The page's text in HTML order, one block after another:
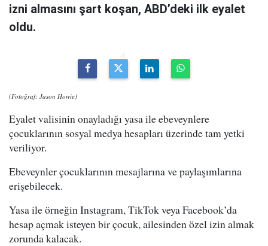
izni almasını şart koşan, ABD’deki ilk eyalet
oldu.
(Fotoğraf: Jason Howie)
Eyalet valisinin onayladığı yasa ile ebeveynlere
çocuklarının sosyal medya hesapları üzerinde tam yetki
veriliyor.
Ebeveynler çocuklarının mesajlarına ve paylaşımlarına
erişebilecek.
Yasa ile örneğin Instagram, TikTok veya Facebook’da
hesap açmak isteyen bir çocuk, ailesinden özel izin almak
zorunda kalacak.